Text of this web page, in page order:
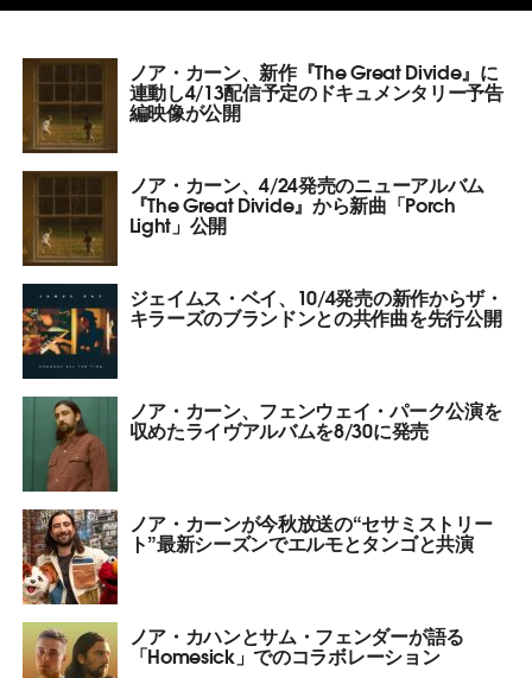
ノア・カーン、新作『The Great Divide』に
連動し4/13配信予定のドキュメンタリー予告
編映像が公開
ノア・カーン、4/24発売のニューアルバム
『The Great Divide』から新曲「Porch
Light」公開
ジェイムス・ベイ、10/4発売の新作からザ・
キラーズのブランドンとの共作曲を先行公開
ノア・カーン、フェンウェイ・パーク公演を
収めたライヴアルバムを8/30に発売
ノア・カーンが今秋放送の“セサミストリー
ト”最新シーズンでエルモとタンゴと共演
ノア・カハンとサム・フェンダーが語る
「Homesick」でのコラボレーション